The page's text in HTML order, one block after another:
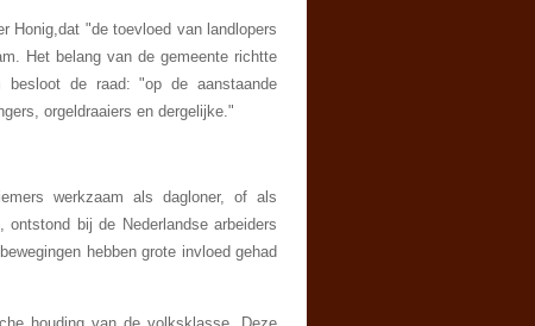
Honig,dat "de toevloed van landlopers
Het belang van de gemeente richtte
besloot de raad: "op de aanstaande
orgeldraaiers en dergelijke."
werkzaam als dagloner, of als
ontstond bij de Nederlandse arbeiders
hebben grote invloed gehad